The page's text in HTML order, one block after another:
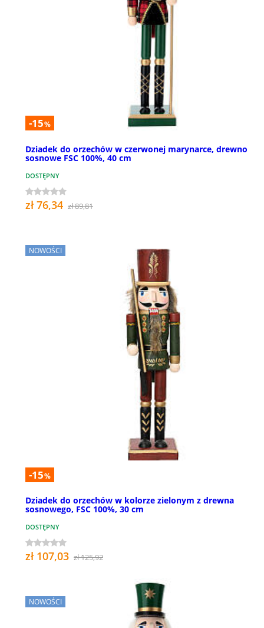
-15%
Dziadek do orzechów w czerwonej marynarce, drewno
sosnowe FSC 100%, 40 cm
DOSTĘPNY
zł 76,34 zł 89,81
NOWOŚCI
-15%
Dziadek do orzechów w kolorze zielonym z drewna
sosnowego, FSC 100%, 30 cm
DOSTĘPNY
zł 107,03 zł 125,92
NOWOŚCI